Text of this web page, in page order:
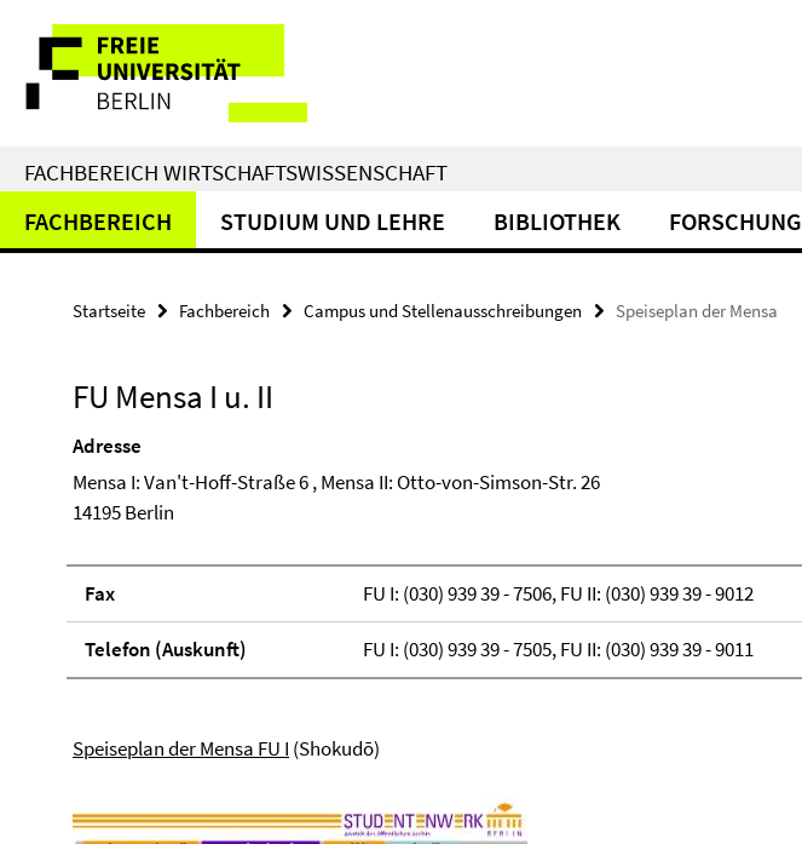
direkt
Inhalt
Service-
Navigation
FACHBEREICH WIRTSCHAFTSWISSENSCHAFT
FACHBEREICH STUDIUM UND LEHRE BIBLIOTHEK FORSCHUNG
Startseite Fachbereich Campus und Stellenausschreibungen Speiseplan der Mensa
FU Mensa I u. II
Adresse
Mensa I: Van't-Hoff-Straße 6 , Mensa II: Otto-von-Simson-Str. 26
14195 Berlin
Fax FU I: (030) 939 39 - 7506, FU II: (030) 939 39 - 9012
Telefon (Aus­kunft) FU I: (030) 939 39 - 7505, FU II: (030) 939 39 - 9011
Speiseplan der Mensa FU I (Shokudō)